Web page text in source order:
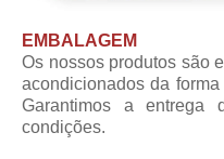
EMBALAGEM
Os nossos produtos são
acondicionados da
Garantimos a entrega
condições.